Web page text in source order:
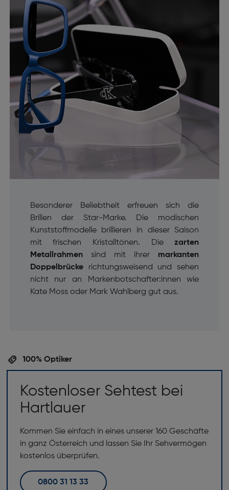
Besonderer Beliebtheit erfreuen sich die
Brillen der Star-Marke. Die modischen
Kunststoffmodelle brillieren in dieser Saison
mit frischen Kristalltönen. Diezarten
Metallrahmensind mit ihrer markanten
Doppelbrückerichtungsweisend und sehen
nicht nur an Markenbotschafter:innen wie
Kate Moss oder Mark Wahlberg gut aus.
100% Optiker
Kostenloser Sehtest bei
Hartlauer
Kommen Sie einfach in eines unserer 160 Geschäfte
in ganz Österreich und lassen Sie Ihr Sehvermögen
kostenlos überprüfen.
0800 31 13 33